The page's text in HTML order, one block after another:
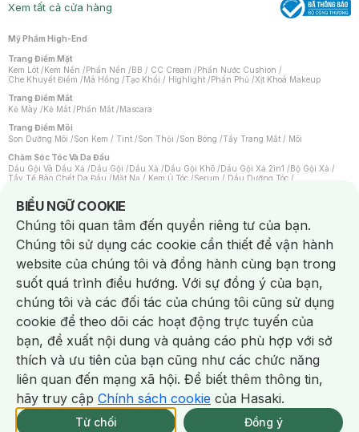
Giao Nhanh Miễn Phí 2H.
tại 337 Chi Nhánh (Trễ tặng 100K)
Xem tất cả cửa hàng
Mỹ Phẩm High-End
Trang Điểm Mặt
Kem Lót /Kem Nền /Phấn Nền /BB / CC Cream /Phấn Nước Cushion /
Che Khuyết Điểm /Má Hồng /Tạo Khối / Highlight /Phấn Phủ /Xịt Khoá Makeup
Trang Điểm Mắt
Kẻ Mày /Kẻ Mắt /Phấn Mắt /Mascara
Trang Điểm Môi
Son Dưỡng Môi /Son Kem / Tint /Son Thỏi /Son Bóng /Tẩy Trang Mắt / Môi
Chăm Sóc Tóc Và Da Đầu
Dầu Gội Và Dầu Xả /Dầu Gội /Dầu Xả /Dầu Gội Khô /Dầu Gội Xả 2in1 /Bộ Gội Xả /
Tẩy Tế Bào Chết Da Đầu /Mặt Nạ / Kem Ủ Tóc /Serum / Dầu Dưỡng Tóc /
Máy Sấy Tóc
Lược
Kem Tẩy Lông/Dụng Cụ Tẩy Lông
Nước Hoa
Nước Hoa Nam Nước Hoa Cao Cấp Xịt Thơm Toàn Thân
Nước Hoa Vùng Kín
Chăm Sóc Cá Nhân
Chống Muỗi
Khẩu Trang Máy Massage Mặt Nạ Xông Hơi/Nước Rửa Tay
Sản Phẩm Chăm Sóc Khác/ Bàn Chải Đánh Răng /Bàn Chải Điện/
Hỗ Trợ Trắng Răng / Kem Đánh Răng Máy Tăm Nước Nước Súc Miệng
Tăm / Chỉ Nha Khoa /Xịt Thơm Miệng / Dung Dịch Vệ Sinh/Dưỡng Vùng Kín/
Khăn Ướt Vệ Sinh Vùng Kín
/Băng Vệ Sinh Tampon Bọt Cạo Râu Dao Cạo Râu/
Máy Cạo Râu
Vấn Đề Về Da
Da Dầu / Lỗ Chân Lông To
Da Khô / Mất Nước /Da Lão Hóa / Da Mụn/
Da Nhạy Cảm / Kích Ứng/Da Xỉn Màu/Thâm / Nám / Tàn Nhang/
Quầng Thâm & Bọng Mắt/ Sẹo
Viêm Da Cơ Địa
Dụng Cụ / Phụ Kiện Chăm Sóc Da
/Khăn Lau Mặt Khô Dụng Cụ / Máy Rửa Mặt/Máy Chăm Sóc Da
BIỂU NGỮ COOKIE
Notice about cookies usage
Chúng tôi quan tâm đến quyền riêng tư của bạn.
Chúng tôi sử dụng các cookie cần thiết để vận hành
website của chúng tôi và đồng hành cùng bạn trong
suốt quá trình điều hướng. Với sự đồng ý của bạn,
chúng tôi và các đối tác của chúng tôi cũng sử dụng
cookie để theo dõi các hoạt động trực tuyến của
bạn, đề xuất nội dung và quảng cáo phù hợp với sở
thích và ưu tiên của bạn cũng như các chức năng
liên quan đến mạng xã hội. Để biết thêm thông tin,
hãy truy cập Chính sách cookie của Hasaki.
Từ chối Đồng ý